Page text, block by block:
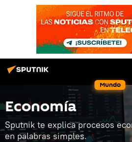
Mundo
Economía
Sputnik te explica procesos
en palabras simples.